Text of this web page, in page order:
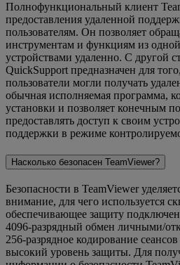
Полнофункциональный клиент
предоставления удаленной
пользователям. Он позволяет
инструментам и функциям из
устройствами удаленно. С другой
QuickSupport предназначен для
пользователи могли получать
обычная исполняемая программа,
установки и позволяет конечным
предоставлять доступ к своим
поддержки в режиме
Насколько безопасен TeamViewer?
Безопасности в TeamViewer
внимание, для чего используется
обеспечивающее защиту
4096-разрядный обмен личными/
256-разрядное кодирование
высокий уровень защиты. Для